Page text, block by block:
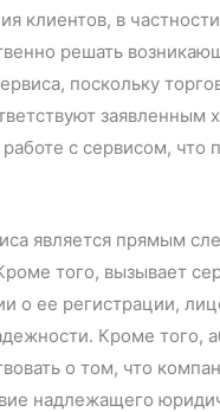
клиентов, в
решать
поскольку
заявленным
с сервисом, что
является прямым
того, вызывает
о ее регистрации,
Кроме того,
о том, что
надлежащего